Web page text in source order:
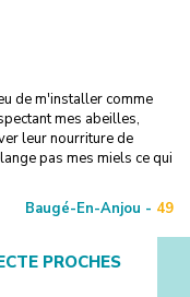
de m'installer comme
mes abeilles,
leur nourriture de
pas mes miels ce qui
Baugé-En-Anjou - 49
PROCHES